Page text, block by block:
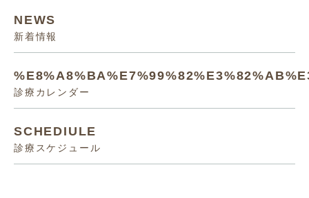
NEWS
新着情報
診療カレンダー
SCHEDIULE
診療スケジュール